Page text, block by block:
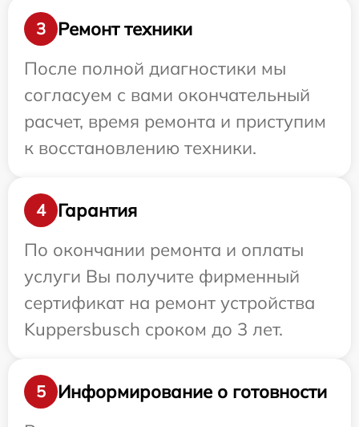
3
Ремонт техники
После полной диагностики мы
согласуем с вами окончательный
расчет, время ремонта и приступим
к восстановлению техники.
4
Гарантия
По окончании ремонта и оплаты
услуги Вы получите фирменный
сертификат на ремонт устройства
Kuppersbusch сроком до 3 лет.
5
Информирование о готовности